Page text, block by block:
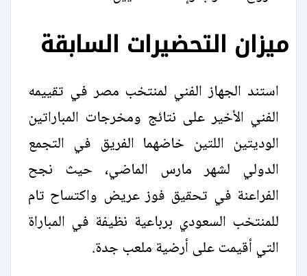
ميزان التحضيرات السابقة
استند الجهاز الفني لمنتخب مصر في تقييمه
الفني الأخير على نتائج ومخرجات المباراتين
الوديتين اللتين خاضهما الفريق في التجمع
الدولي لشهر مارس الماضي، حيث نجح
الفراعنة في تحقيق فوز عريض واكتساح تام
للمنتخب السعودي برباعية نظيفة في المباراة
التي أقيمت على أرضية ملعب جدة.